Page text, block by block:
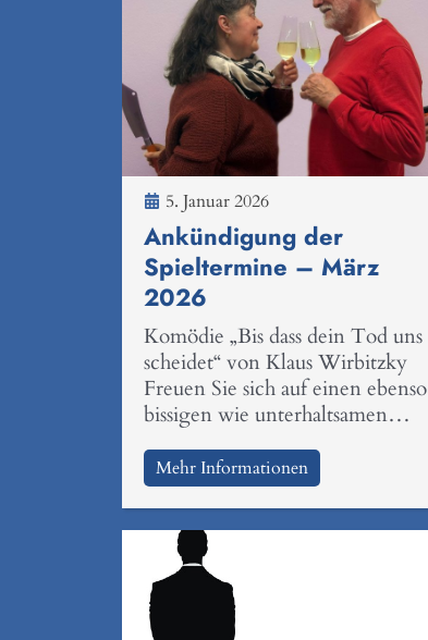
5. Januar 2026
Ankündigung der
Spieltermine – März
2026
Komödie „Bis dass dein Tod uns
scheidet“ von Klaus Wirbitzky
Freuen Sie sich auf einen ebenso
bissigen wie unterhaltsamen…
Mehr Informationen